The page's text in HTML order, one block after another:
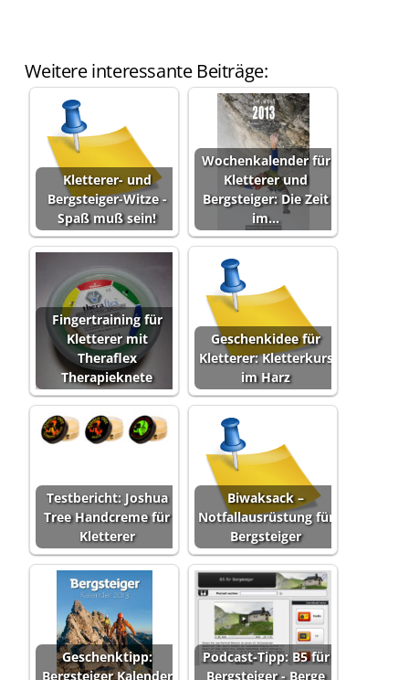
Weitere interessante Beiträge:
Kletterer- und
Bergsteiger-Witze -
Spaß muß sein!
Wochenkalender für
Kletterer und
Bergsteiger: Die Zeit
im…
Fingertraining für
Kletterer mit
Theraflex
Therapieknete
Geschenkidee für
Kletterer: Kletterkurs
im Harz
Testbericht: Joshua
Tree Handcreme für
Kletterer
Biwaksack –
Notfallausrüstung für
Bergsteiger
Geschenktipp:
Bergsteiger Kalender
Podcast-Tipp: B5 für
Bergsteiger - Berge